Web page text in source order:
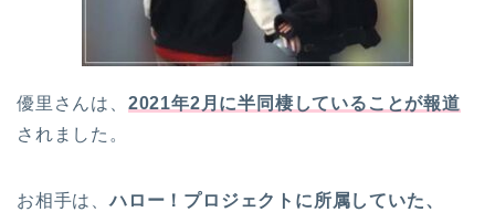
優里さんは、 2021年2月に半同棲していることが報道
されました。
お相手は、ハロー！プロジェクトに所属していた、